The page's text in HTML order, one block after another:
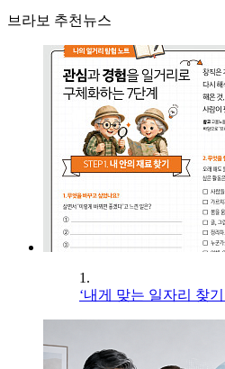
브라보 추천뉴스
1.
‘내게 맞는 일자리 찾